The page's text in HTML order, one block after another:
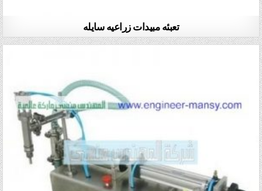
تعبئه مبيدات زراعيه سايله